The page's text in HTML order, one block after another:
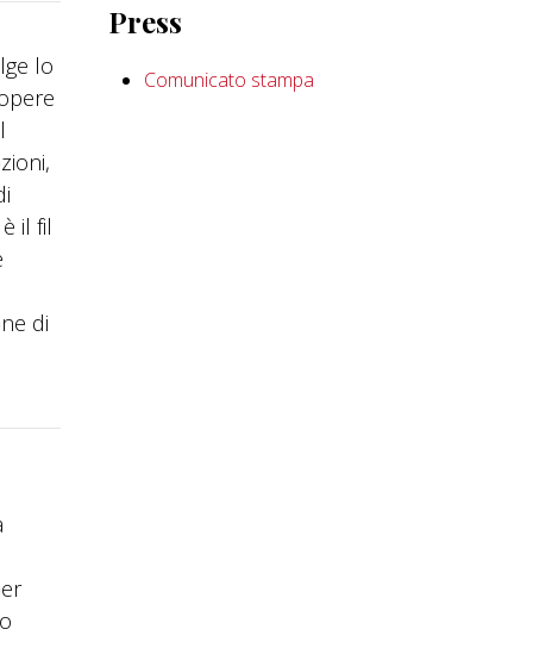
lo
il fil
di
Press
Comunicato stampa